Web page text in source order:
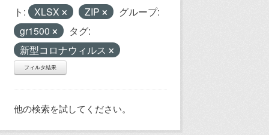
ト:
XLSX ZIP
グループ:
gr1500
タグ:
新型コロナウィルス
フィルタ結果
他の検索を試してください。